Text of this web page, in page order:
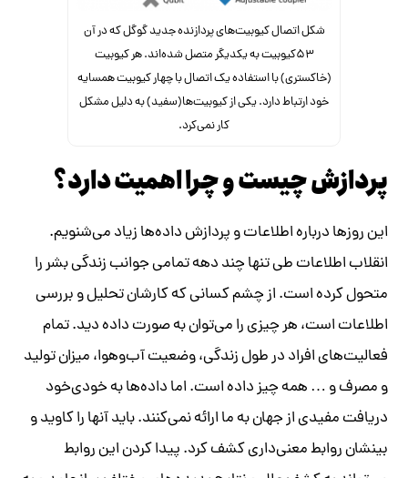
شکل اتصال کیوبیت‌های پردازنده جدید گوگل که در آن
۵۳کیوبیت به یکدیگر متصل شده‌اند. هر کیوبیت
(خاکستری) با استفاده یک اتصال با چهار کیوبیت همسایه
خود ارتباط دارد. یکی از کیوبیت‌ها(سفید) به دلیل مشکل
کار نمی‌کرد.
پردازش چیست و چرا اهمیت دارد؟
این روزها درباره اطلاعات و پردازش داده‌ها زیاد می‌شنویم.
انقلاب اطلاعات طی تنها چند دهه تمامی جوانب زندگی بشر را
متحول کرده است. از چشم کسانی که کارشان تحلیل و بررسی
اطلاعات است، هر چیزی را می‌توان به صورت داده دید. تمام
فعالیت‌های افراد در طول زندگی، وضعیت آب‌وهوا، میزان تولید
و مصرف و … همه چیز داده است. اما داده‌ها به خودی‌خود
دریافت مفیدی از جهان به ما ارائه نمی‌کنند. باید آنها را کاوید و
بینشان روابط معنی‌داری کشف کرد. پیدا کردن این روابط